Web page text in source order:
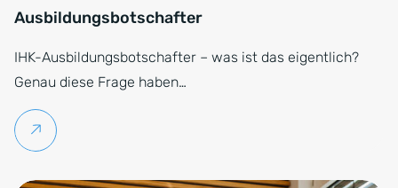
Ausbildungsbotschafter
IHK-Ausbildungsbotschafter – was ist das eigentlich?
Genau diese Frage haben…
Weiterlesen